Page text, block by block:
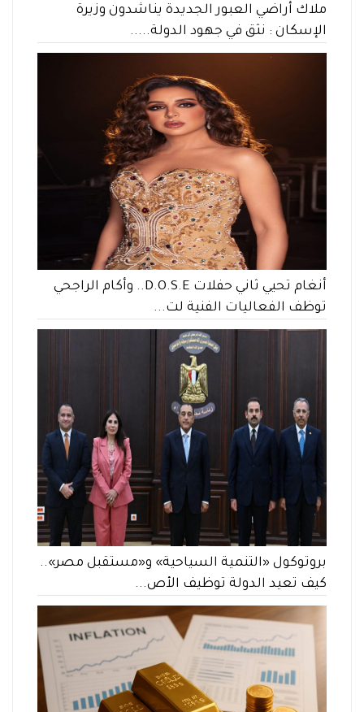
ملاك أراضي العبور الجديدة يناشدون وزيرة
الإسكان : نثق في جهود الدولة.....
أنغام تحيي ثاني حفلات D.O.S.E.. وأكام الراجحي
توظف الفعاليات الفنية لت...
بروتوكول «التنمية السياحية» و«مستقبل مصر»..
كيف تعيد الدولة توظيف الأص...